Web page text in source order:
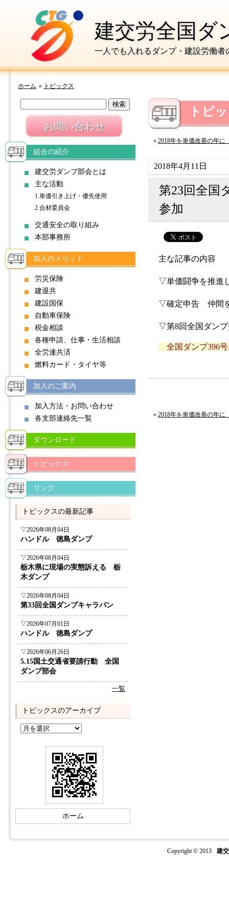
建交労全国ダ
一人でも入れるダンプ・建設労働者
ホーム » トピックス
トピ
« 2018年を単価改善の年
2018年4月11日
第23回全国
参加
主な記事の内容
▽単価闘争を推進
▽確定申告 仲間
▽第8回全国ダン
全国ダンプ396
« 2018年を単価改善の年
お問い合わせ
組合の紹介
建交労ダンプ部会とは
主な活動
1.単価引き上げ・優先使用
2.合材委員会
交通安全の取り組み
本部事務所
加入のメリット
労災保険
建退共
建設国保
自動車保険
税金相談
各種申請、仕事・生活相談
全労連共済
燃料カード・タイヤ等
加入のご案内
加入方法・お問い合わせ
各支部連絡先一覧
ダウンロード
トピックス
リンク
トピックスの最新記事
▽2026年08月04日
ハンドル 徳島ダンプ
▽2026年08月04日
栃木県に現場の実態訴える 栃
木ダンプ
▽2026年08月04日
第33回全国ダンプキャラバン
▽2026年07月01日
ハンドル 徳島ダンプ
▽2026年06月26日
5.15国土交通省要請行動 全国
ダンプ部会
一覧
トピックスのアーカイブ
ホーム
Copyright © 2013 建